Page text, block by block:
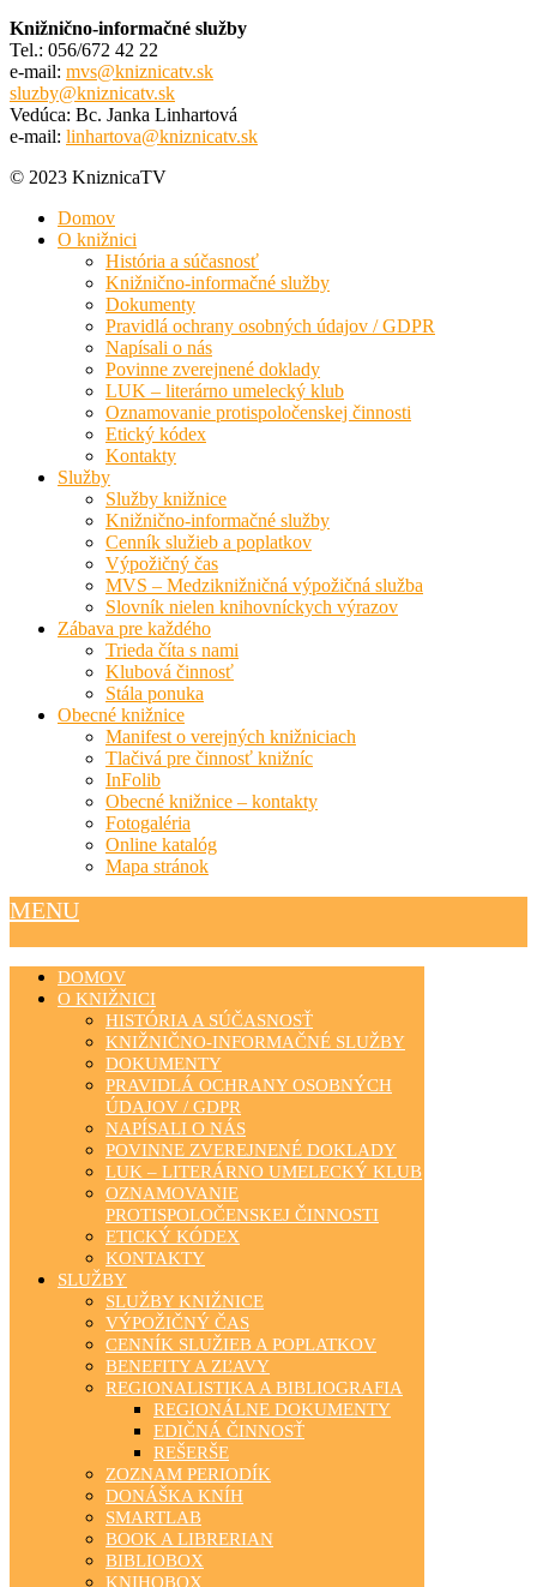
Knižnično-informačné služby
Tel.: 056/672 42 22
e-mail: mvs@kniznicatv.sk
sluzby@kniznicatv.sk
Vedúca: Bc. Janka Linhartová
e-mail: linhartova@kniznicatv.sk
© 2023 KniznicaTV
Domov
O knižnici
História a súčasnosť
Knižnično-informačné služby
Dokumenty
Pravidlá ochrany osobných údajov / GDPR
Napísali o nás
Povinne zverejnené doklady
LUK – literárno umelecký klub
Oznamovanie protispoločenskej činnosti
Etický kódex
Kontakty
Služby
Služby knižnice
Knižnično-informačné služby
Cenník služieb a poplatkov
Výpožičný čas
MVS – Medziknižničná výpožičná služba
Slovník nielen knihovníckych výrazov
Zábava pre každého
Trieda číta s nami
Klubová činnosť
Stála ponuka
Obecné knižnice
Manifest o verejných knižniciach
Tlačivá pre činnosť knižníc
InFolib
Obecné knižnice – kontakty
Fotogaléria
Online katalóg
Mapa stránok
MENU
DOMOV
O KNIŽNICI
HISTÓRIA A SÚČASNOSŤ
KNIŽNIČNO-INFORMAČNÉ SLUŽBY
DOKUMENTY
PRAVIDLÁ OCHRANY OSOBNÝCH
ÚDAJOV / GDPR
NAPÍSALI O NÁS
POVINNE ZVEREJNENÉ DOKLADY
LUK – LITERÁRNO UMELECKÝ KLUB
OZNAMOVANIE
PROTISPOLOČENSKEJ ČINNOSTI
ETICKÝ KÓDEX
KONTAKTY
SLUŽBY
SLUŽBY KNIŽNICE
VÝPOŽIČNÝ ČAS
CENNÍK SLUŽIEB A POPLATKOV
BENEFITY A ZĽAVY
REGIONALISTIKA A BIBLIOGRAFIA
REGIONÁLNE DOKUMENTY
EDIČNÁ ČINNOSŤ
REŠERŠE
ZOZNAM PERIODÍK
DONÁŠKA KNÍH
SMARTLAB
BOOK A LIBRERIAN
BIBLIOBOX
KNIHOBOX